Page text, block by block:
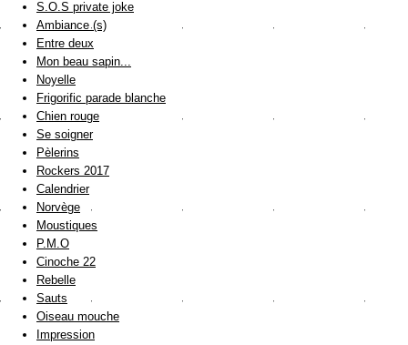
S.O.S private joke
Ambiance (s)
Entre deux
Mon beau sapin...
Noyelle
Frigorific parade blanche
Chien rouge
Se soigner
Pèlerins
Rockers 2017
Calendrier
Norvège
Moustiques
P.M.O
Cinoche 22
Rebelle
Sauts
Oiseau mouche
Impression